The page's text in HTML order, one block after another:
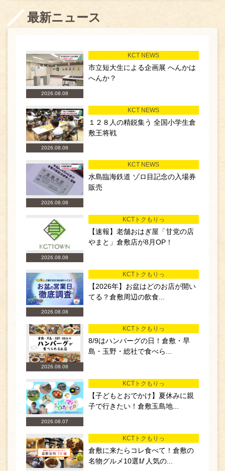
最新ニュース
2026.08.08
KCT NEWS
市立短大生による企画展 へんかは
へんか？
2026.08.08
KCT NEWS
１２８人の精鋭集う 全国小学生倉
敷王将戦
2026.08.08
KCT NEWS
水島臨海鉄道 ゾロ目記念の入場券
販売
2026.08.08
KCTトクもりっ
【速報】老舗おはぎ屋「甘党の店
やまと」倉敷店が8月OP！
2026.08.08
KCTトクもりっ
【2026年】お盆はどのお店が開い
てる？倉敷周辺の飲食...
2026.08.08
KCTトクもりっ
8/9はハンバーグの日！倉敷・早
島・玉野・総社で食べら...
2026.08.07
KCTトクもりっ
【子どもとおでかけ】夏休みに親
子で行きたい！倉敷玉島地...
KCTトクもりっ
倉敷に来たらコレ食べて！倉敷の
名物グルメ10選🥢人気の...